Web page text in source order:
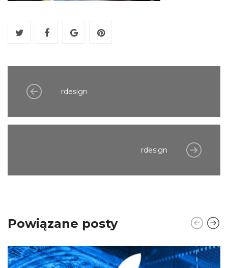
rdesign
rdesign
Powiązane posty